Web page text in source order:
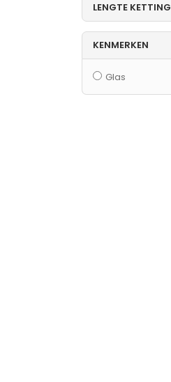
LENGTE KETTING
KENMERKEN
Glas